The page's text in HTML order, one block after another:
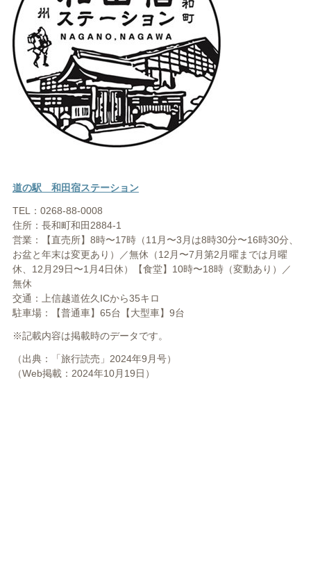
道の駅 和田宿ステーション
TEL：0268-88-0008
住所：長和町和田2884-1
営業：【直売所】8時〜17時（11月〜3月は8時30分〜16時30分、
お盆と年末は変更あり）／無休（12月〜7月第2月曜までは月曜
休、12月29日〜1月4日休）【食堂】10時〜18時（変動あり）／
無休
交通：上信越道佐久ICから35キロ
駐車場：【普通車】65台【大型車】9台
※記載内容は掲載時のデータです。
（出典：「旅行読売」2024年9月号）
（Web掲載：2024年10月19日）